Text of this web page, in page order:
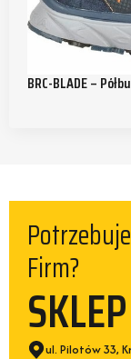
BRC-BLADE –
Firm?
ul. Pilotów 33,